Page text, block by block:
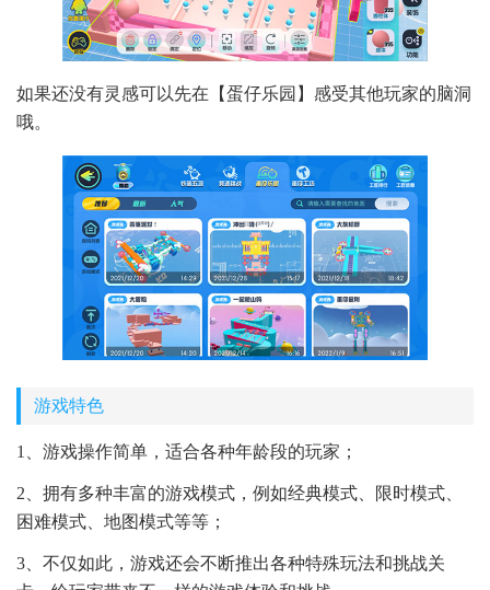
如果还没有灵感可以先在【蛋仔乐园】感受其他玩家的脑洞
哦。
游戏特色
1、游戏操作简单，适合各种年龄段的玩家；
2、拥有多种丰富的游戏模式，例如经典模式、限时模式、
困难模式、地图模式等等；
3、不仅如此，游戏还会不断推出各种特殊玩法和挑战关